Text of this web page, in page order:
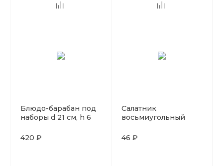
Блюдо-барабан под
наборы d 21 см, h 6
420 ₽
Салатник
восьмиугольный
11*5 см, пластик
46 ₽